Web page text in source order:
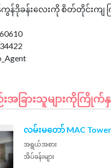
ကွန်ဒိုခန်းလေးကို စိတ်တိုင်းကျ
ြားသူများကိုကြိုက်နှစ်
လမ်းမတော် MAC
အရွယ်အစား
အိပ်ခန်းများ